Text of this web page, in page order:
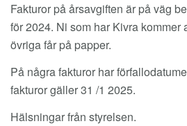
Fakturor på årsavgiften är på väg
för 2024. Ni som har Kivra kommer
övriga får på papper.
På några fakturor har
fakturor gäller 31 /1 2025.
Hälsningar från styrelsen.